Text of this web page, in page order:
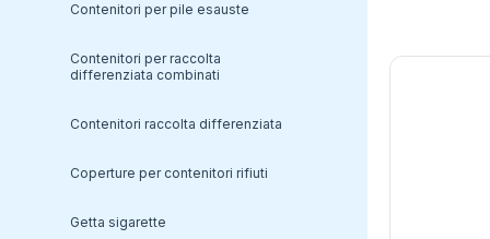
contenitori per pile esauste
contenitori per raccolta
differenziata combinati
contenitori raccolta differenziata
coperture per contenitori rifiuti
getta sigarette